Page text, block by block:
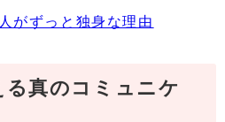
がずっと独身な理由
真のコミュニケ